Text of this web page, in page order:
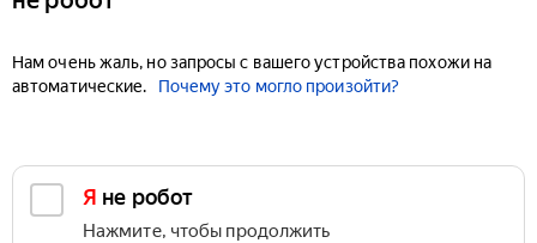
Нам очень жаль, но запросы с вашего устройства похожи на
автоматические.
Почему это могло произойти?
Я не робот
Нажмите, чтобы продолжить